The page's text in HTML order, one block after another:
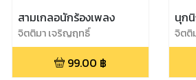
สามเกลอนักร้องเพลง
จิตติมา เจริญฤทธิ์
99.00 ฿
นุก
จิตติ